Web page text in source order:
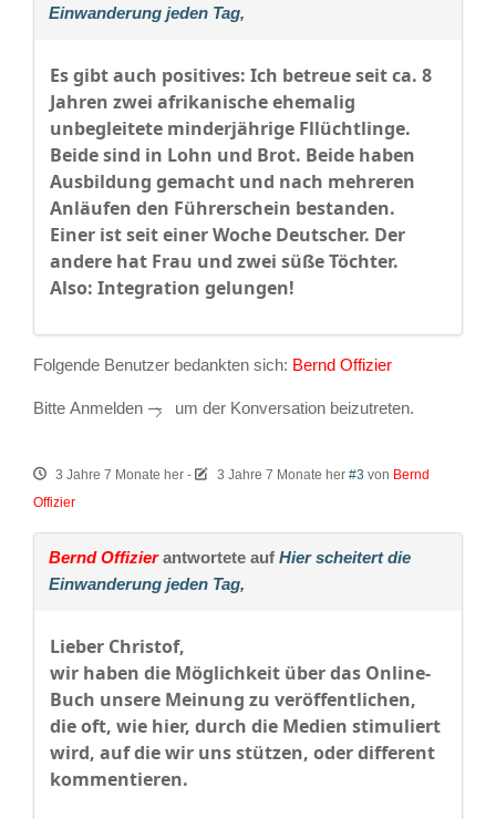
Einwanderung jeden Tag,
Es gibt auch positives: Ich betreue seit ca. 8
Jahren zwei afrikanische ehemalig
unbegleitete minderjährige Fllüchtlinge.
Beide sind in Lohn und Brot. Beide haben
Ausbildung gemacht und nach mehreren
Anläufen den Führerschein bestanden.
Einer ist seit einer Woche Deutscher. Der
andere hat Frau und zwei süße Töchter.
Also: Integration gelungen!
Folgende Benutzer bedankten sich: Bernd Offizier
Bitte Anmelden um der Konversation beizutreten.
3 Jahre 7 Monate her - 3 Jahre 7 Monate her #3 von Bernd
Offizier
Bernd Offizierantwortete auf Hier scheitert die
Einwanderung jeden Tag,
Lieber Christof,
wir haben die Möglichkeit über das Online-
Buch unsere Meinung zu veröffentlichen,
die oft, wie hier, durch die Medien stimuliert
wird, auf die wir uns stützen, oder different
kommentieren.